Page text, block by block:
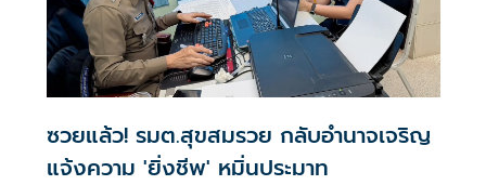
ซวยแล้ว! รมต.สุขสมรวย กลับอำนาจเจริญ
แจ้งความ 'ยิ่งชีพ' หมิ่นประมาท